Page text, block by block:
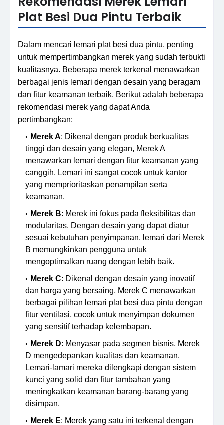
Plat Besi Dua Pintu Terbaik
Dalam mencari lemari plat besi dua pintu, penting
untuk mempertimbangkan merek yang sudah terbukti
kualitasnya. Beberapa merek terkenal menawarkan
berbagai jenis lemari dengan desain yang beragam
dan fitur keamanan terbaik. Berikut adalah beberapa
rekomendasi merek yang dapat Anda
pertimbangkan:
Merek A: Dikenal dengan produk berkualitas
tinggi dan desain yang elegan, Merek A
menawarkan lemari dengan fitur keamanan yang
canggih. Lemari ini sangat cocok untuk kantor
yang memprioritaskan penampilan serta
keamanan.
Merek B: Merek ini fokus pada fleksibilitas dan
modularitas. Dengan desain yang dapat diatur
sesuai kebutuhan penyimpanan, lemari dari Merek
B memungkinkan pengguna untuk
mengoptimalkan ruang dengan lebih baik.
Merek C: Dikenal dengan desain yang inovatif
dan harga yang bersaing, Merek C menawarkan
berbagai pilihan lemari plat besi dua pintu dengan
fitur ventilasi, cocok untuk menyimpan dokumen
yang sensitif terhadap kelembapan.
Merek D: Menyasar pada segmen bisnis, Merek
D mengedepankan kualitas dan keamanan.
Lemari-lamari mereka dilengkapi dengan sistem
kunci yang solid dan fitur tambahan yang
meningkatkan keamanan barang-barang yang
disimpan.
Merek E: Merek yang satu ini terkenal dengan